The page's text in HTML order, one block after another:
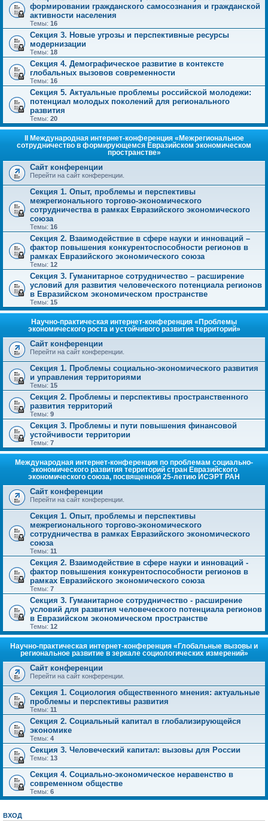
формировании гражданского самосознания и гражданской
активности населения
Темы: 16
Секция 3. Новые угрозы и перспективные ресурсы
модернизации
Темы: 18
Секция 4. Демографическое развитие в контексте
глобальных вызовов современности
Темы: 16
Секция 5. Актуальные проблемы российской молодежи:
потенциал молодых поколений для регионального
развития
Темы: 20
II Международная интернет-конференция «Межрегиональное
сотрудничество в формирующемся Евразийском экономическом
пространстве»
Сайт конференции
Перейти на сайт конференции.
Секция 1. Опыт, проблемы и перспективы
межрегионального торгово-экономического
сотрудничества в рамках Евразийского экономического
союза
Темы: 16
Секция 2. Взаимодействие в сфере науки и инноваций –
фактор повышения конкурентоспособности регионов в
рамках Евразийского экономического союза
Темы: 12
Секция 3. Гуманитарное сотрудничество – расширение
условий для развития человеческого потенциала регионов
в Евразийском экономическом пространстве
Темы: 15
Научно-практическая интернет-конференция «Проблемы
экономического роста и устойчивого развития территорий»
Сайт конференции
Перейти на сайт конференции.
Секция 1. Проблемы социально-экономического развития
и управления территориями
Темы: 15
Секция 2. Проблемы и перспективы пространственного
развития территорий
Темы: 9
Секция 3. Проблемы и пути повышения финансовой
устойчивости территории
Темы: 7
Международная интернет-конференция по проблемам социально-
экономического развития территорий стран Евразийского
экономического союза, посвященной 25-летию ИСЭРТ РАН
Сайт конференции
Перейти на сайт конференции.
Секция 1. Опыт, проблемы и перспективы
межрегионального торгово-экономического
сотрудничества в рамках Евразийского экономического
союза
Темы: 11
Секция 2. Взаимодействие в сфере науки и инноваций -
фактор повышения конкурентоспособности регионов в
рамках Евразийского экономического союза
Темы: 7
Секция 3. Гуманитарное сотрудничество - расширение
условий для развития человеческого потенциала регионов
в Евразийском экономическом пространстве
Темы: 12
Научно-практическая интернет-конференция «Глобальные вызовы и
региональное развитие в зеркале социологических измерений»
Сайт конференции
Перейти на сайт конференции.
Секция 1. Социология общественного мнения: актуальные
проблемы и перспективы развития
Темы: 11
Секция 2. Социальный капитал в глобализирующейся
экономике
Темы: 4
Секция 3. Человеческий капитал: вызовы для России
Темы: 13
Секция 4. Социально-экономическое неравенство в
современном обществе
Темы: 6
ВХОД